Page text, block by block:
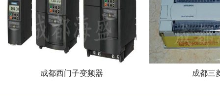
成都西门子变频器 成都三